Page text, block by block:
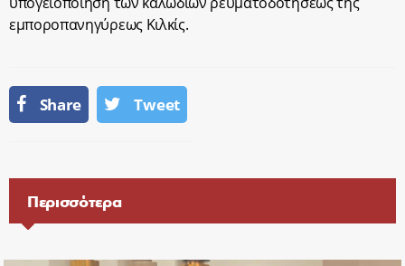
εμποροπανηγύρεως Κιλκίς.
Share Tweet
Περισσότερα